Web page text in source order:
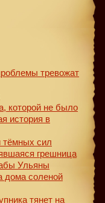
тревожат
которой не было
история в
сил
грешница
Ульяны
дома соленой
тянет на